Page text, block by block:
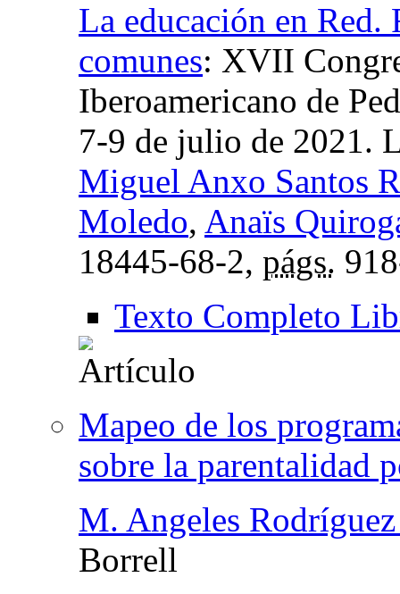
La educación en Red.
comunes: XVII
Iberoamericano de
7-9 de julio de 2021.
Miguel Anxo Santos
Moledo, Anaïs
18445-68-2, págs.
Texto Completo
Mapeo de los
sobre la parentalidad
M. Angeles
Borrell